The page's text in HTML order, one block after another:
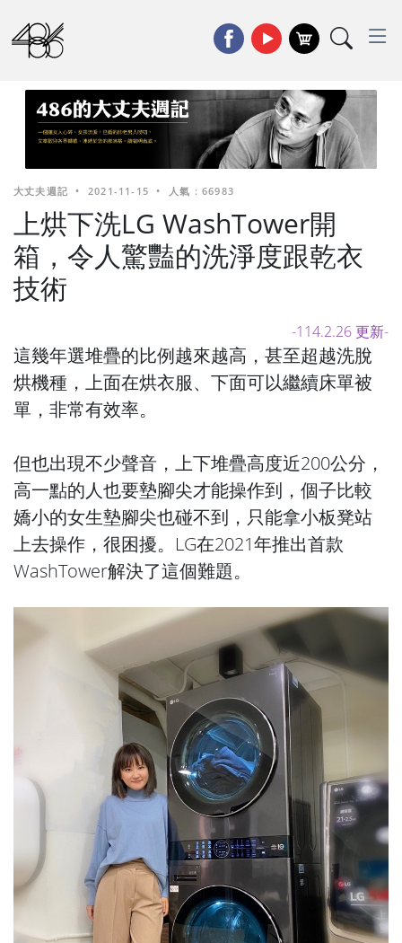
大丈夫週記 • 2021-11-15 • 人氣 : 66983
上烘下洗LG WashTower開
箱，令人驚豔的洗淨度跟乾衣
技術
-114.2.26 更新-
這幾年選堆疊的比例越來越高，甚至超越洗脫
烘機種，上面在烘衣服、下面可以繼續床單被
單，非常有效率。
但也出現不少聲音，上下堆疊高度近200公分，
高一點的人也要墊腳尖才能操作到，個子比較
嬌小的女生墊腳尖也碰不到，只能拿小板凳站
上去操作，很困擾。LG在2021年推出首款
WashTower解決了這個難題。